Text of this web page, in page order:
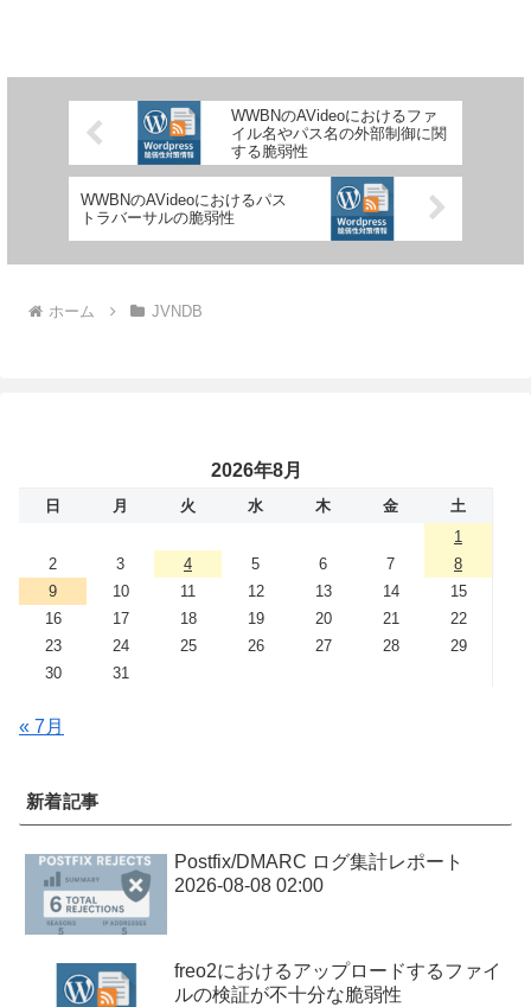
WWBNのAVideoにおけるファ
イル名やパス名の外部制御に関
する脆弱性
WWBNのAVideoにおけるパス
トラバーサルの脆弱性
ホーム JVNDB
2026年8月
日 月 火 水 木 金
土
1
2
3 4 5 6 7
8
9
10 11 12 13 14
15
16
17 18 19 20 21
22
23
24 25 26 27 28
29
30
31
« 7月
新着記事
Postfix/DMARC ログ集計レポート
2026-08-08 02:00
freo2におけるアップロードするファイ
ルの検証が不十分な脆弱性